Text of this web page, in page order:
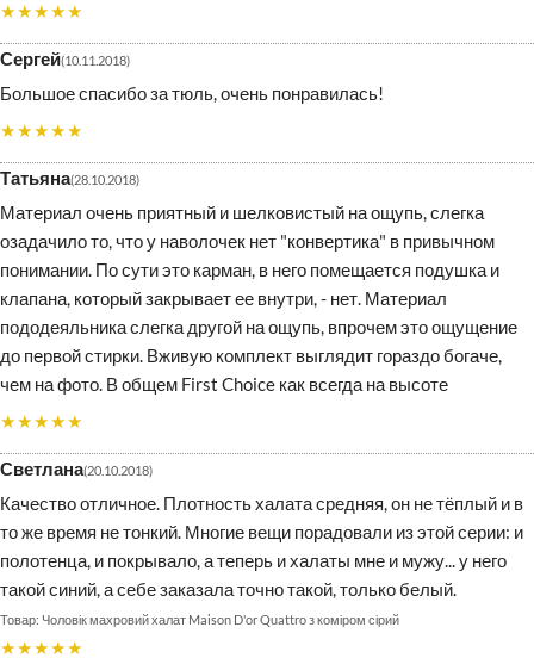
★★★★★
Сергей 10.11.2018
Большое спасибо за тюль, очень понравилась!
★★★★★
Татьяна 28.10.2018
Материал очень приятный и шелковистый на ощупь, слегка
озадачило то, что у наволочек нет "конвертика" в привычном
понимании. По сути это карман, в него помещается подушка и
клапана, который закрывает ее внутри, - нет. Материал
пододеяльника слегка другой на ощупь, впрочем это ощущение
до первой стирки. Вживую комплект выглядит гораздо богаче,
чем на фото. В общем First Choice как всегда на высоте
★★★★★
Светлана 20.10.2018
Качество отличное. Плотность халата средняя, он не тёплый и в
то же время не тонкий. Многие вещи порадовали из этой серии: и
полотенца, и покрывало, а теперь и халаты мне и мужу... у него
такой синий, а себе заказала точно такой, только белый.
Чоловік махровий халат Maison D'or Quattro з коміром сірий
★★★★★